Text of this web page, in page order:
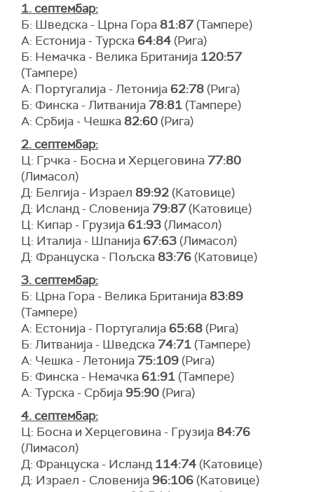
1. септембар:
Б: Шведска - Црна Гора 81:87(Тампере)
А: Естонија - Турска64:84 (Рига)
Б: Немачка - Велика Британија 120:57
(Тампере)
А: Португалија - Летонија62:78 (Рига)
Б: Финска - Литванија78:81 (Тампере)
А: Србија - Чешка 82:60 (Рига)
2. септембар:
Ц: Грчка - Босна и Херцеговина77:80
(Лимасол)
Д: Белгија - Израел 89:92 (Катовице)
Д: Исланд - Словенија79:87(Катовице)
Ц: Кипар - Грузија61:93 (Лимасол)
Ц: Италија - Шпанија67:63 (Лимасол)
Д: Француска - Пољска 83:76 (Катовице)
3. септембар:
Б: Црна Гора - Велика Британија 83:89
(Тампере)
А: Естонија - Португалија65:68 (Рига)
Б: Литванија - Шведска74:71 (Тампере)
А: Чешка - Летонија75:109 (Рига)
Б: Финска - Немачка61:91 (Тампере)
А: Турска - Србија 95:90 (Рига)
4. септембар:
Ц: Босна и Херцеговина - Грузија 84:76
(Лимасол)
Д: Француска - Исланд114:74 (Катовице)
Д: Израел - Словенија 96:106 (Катовице)